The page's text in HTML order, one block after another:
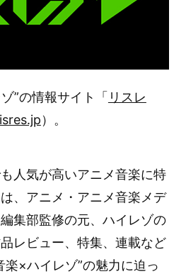
”の情報サイト「 リスレ
）。
人気が高いアニメ音楽に特
、アニメ・アニメ音楽メデ
集部監修の元、ハイレゾの
レビュー、特集、連載など
楽×ハイレゾ”の魅力に迫っ